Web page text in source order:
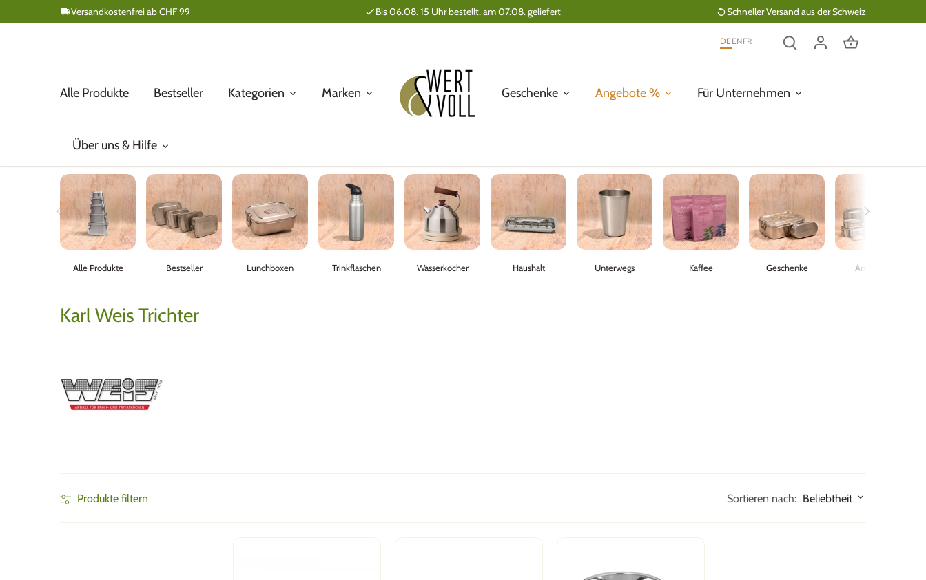
zum
Versandkostenfrei ab CHF 99 Bis 06.08. 15 Uhr bestellt, am 07.08. geliefert Schneller Versand aus der Schweiz
DE ENFR
Alle Produkte Bestseller Kategorien Marken Geschenke Angebote % Für Unternehmen
Über uns & Hilfe
Alle Produkte Bestseller Lunchboxen Trinkflaschen Wasserkocher Haushalt Unterwegs Kaffee Geschenke Angebote
Karl Weis Trichter
Produkte filtern Sortieren nach: Beliebtheit